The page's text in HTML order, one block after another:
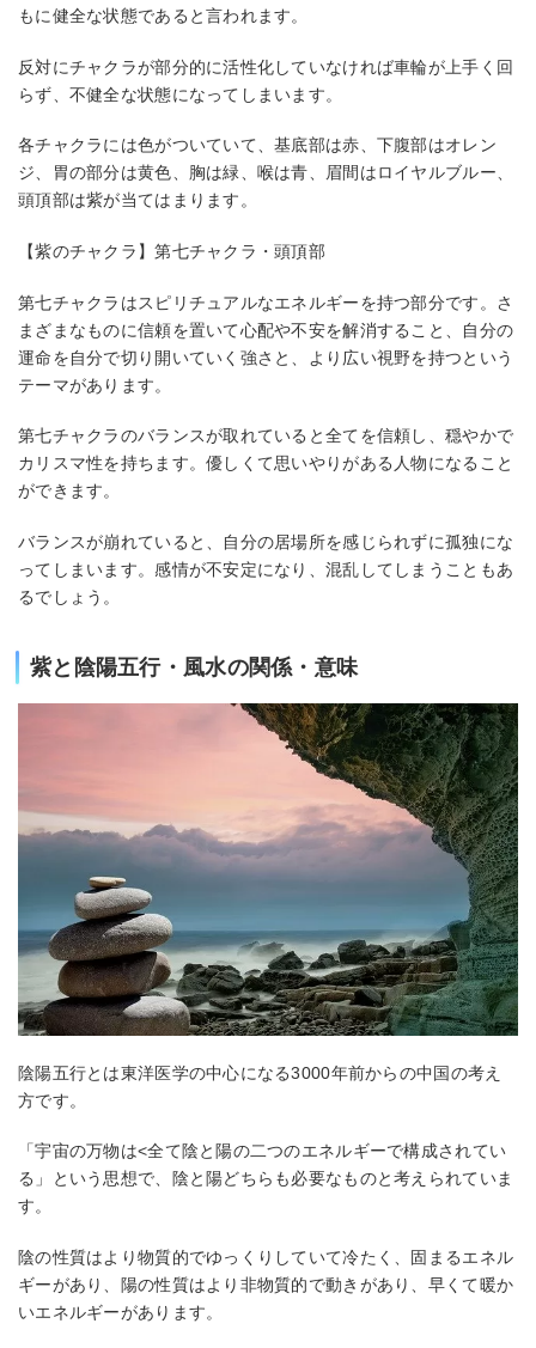
もに健全な状態であると言われます。
反対にチャクラが部分的に活性化していなければ車輪が上手く回
らず、不健全な状態になってしまいます。
各チャクラには色がついていて、基底部は赤、下腹部はオレン
ジ、胃の部分は黄色、胸は緑、喉は青、眉間はロイヤルブルー、
頭頂部は紫が当てはまります。
【紫のチャクラ】第七チャクラ・頭頂部
第七チャクラはスピリチュアルなエネルギーを持つ部分です。さ
まざまなものに信頼を置いて心配や不安を解消すること、自分の
運命を自分で切り開いていく強さと、より広い視野を持つという
テーマがあります。
第七チャクラのバランスが取れていると全てを信頼し、穏やかで
カリスマ性を持ちます。優しくて思いやりがある人物になること
ができます。
バランスが崩れていると、自分の居場所を感じられずに孤独にな
ってしまいます。感情が不安定になり、混乱してしまうこともあ
るでしょう。
紫と陰陽五行・風水の関係・意味
陰陽五行とは東洋医学の中心になる3000年前からの中国の考え
方です。
「宇宙の万物は<全て陰と陽の二つのエネルギーで構成されてい
る」という思想で、陰と陽どちらも必要なものと考えられていま
す。
陰の性質はより物質的でゆっくりしていて冷たく、固まるエネル
ギーがあり、陽の性質はより非物質的で動きがあり、早くて暖か
いエネルギーがあります。